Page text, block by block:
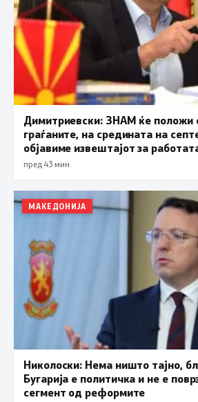
Димитриевски: ЗНАМ ќе положи
граѓаните, на средината на
објавиме извештајот за
функционери
пред 43 мин.
МАКЕДОНИЈА
Николоски: Нема ништо тајно,
Бугарија е политичка и не е
сегмент од реформите